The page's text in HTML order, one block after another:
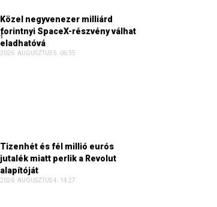
Közel negyvenezer milliárd
forintnyi SpaceX-részvény válhat
eladhatóvá
2026. AUGUSZTUS 5. 06:35
Tizenhét és fél millió eurós
jutalék miatt perlik a Revolut
alapítóját
2026. AUGUSZTUS 4. 14:27